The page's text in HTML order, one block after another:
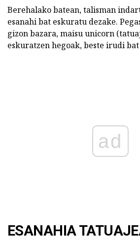
Berehalako batean, talisman
esanahi bat eskuratu dezake.
gizon bazara, maisu unicorn
eskuratzen hegoak, beste irudi
ad
ESANAHIA